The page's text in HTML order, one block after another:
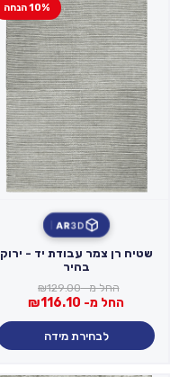
10% הנחה
3D
AR
שטיח רן צמר עבודת יד - ירוק
בהיר
החל מ- ₪129.00
החל מ- ₪116.10
לבחירת מידה